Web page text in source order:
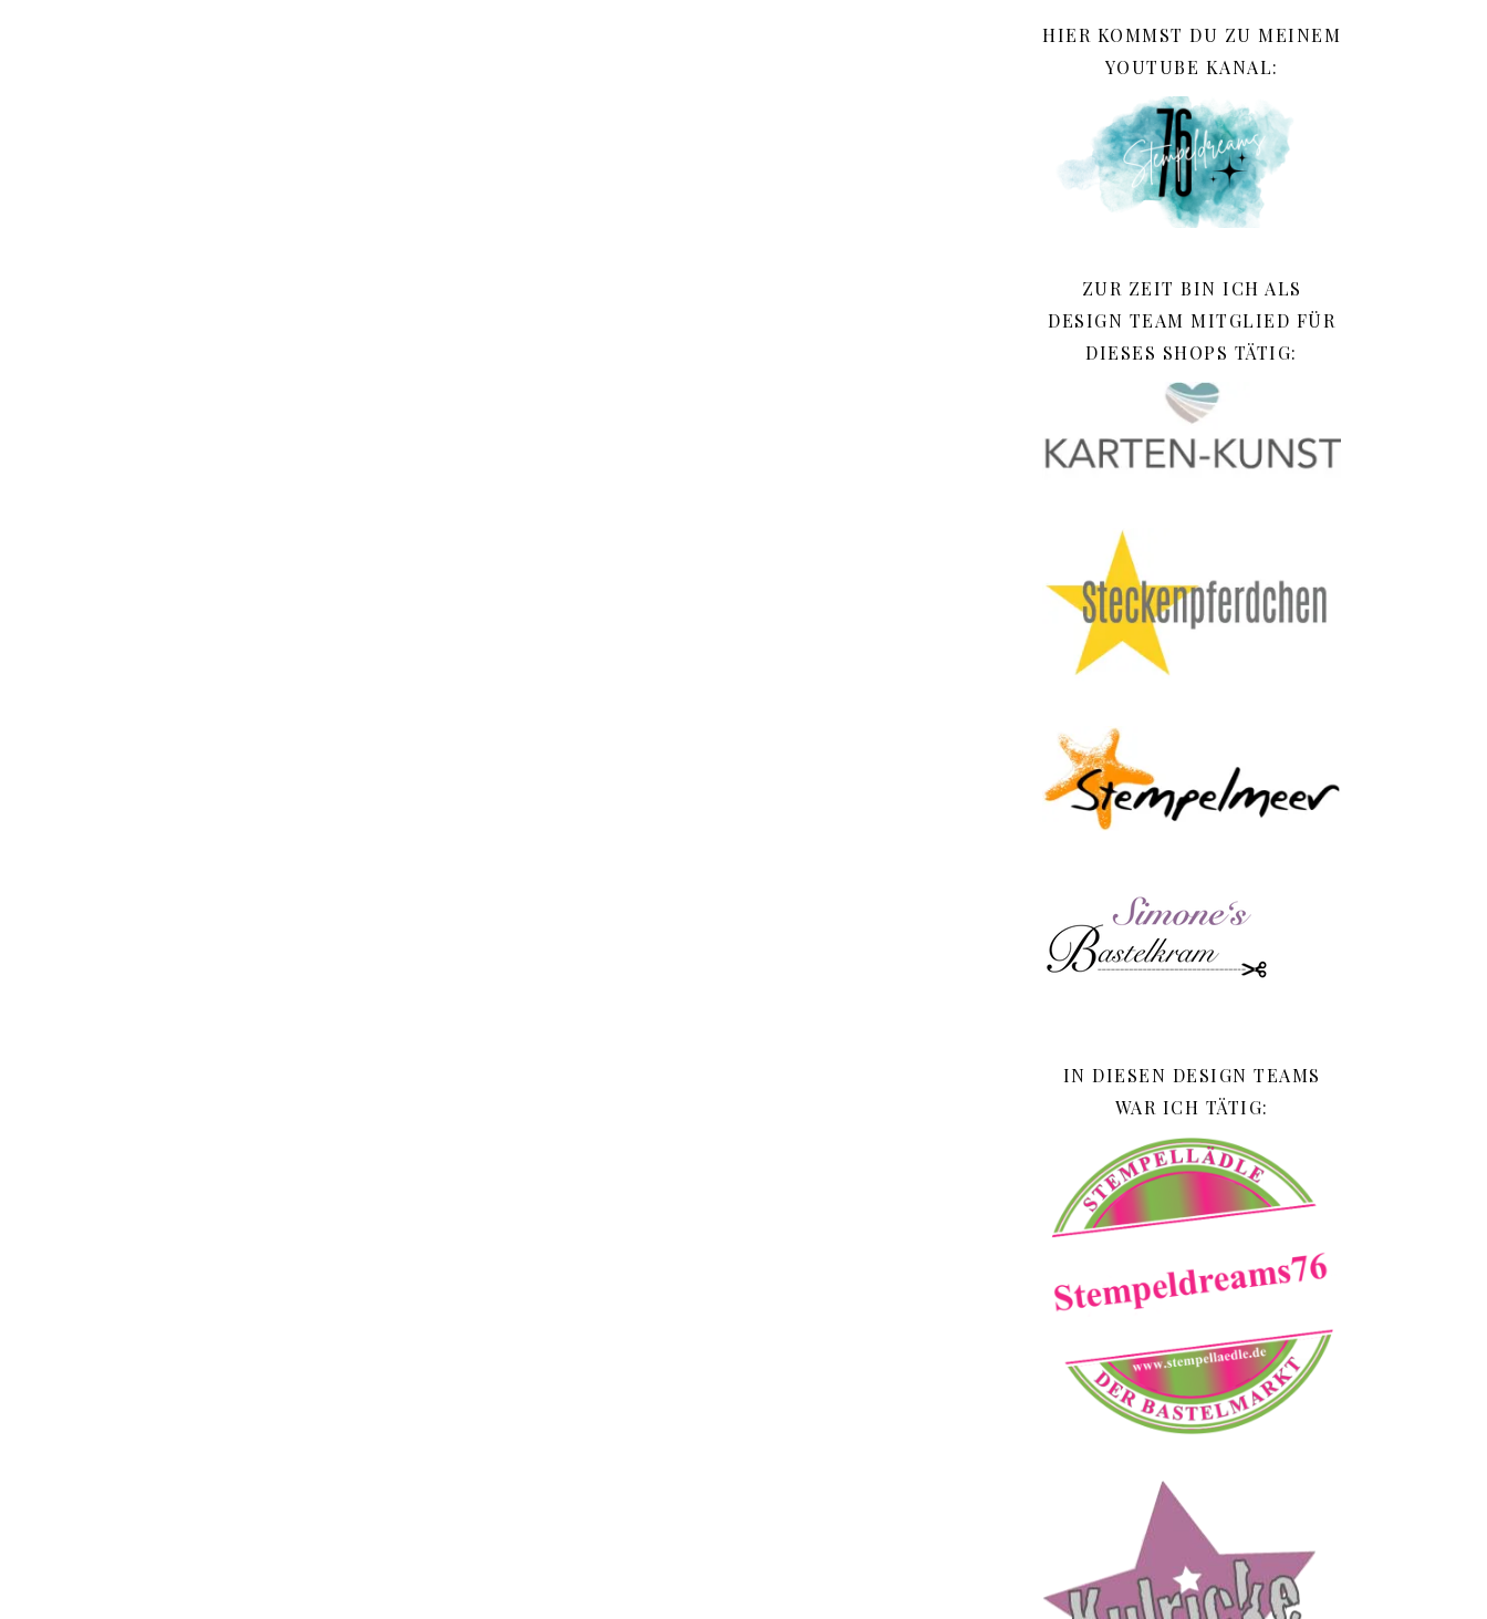
HIER KOMMST DU ZU MEINEM
YOUTUBE KANAL:
ZUR ZEIT BIN ICH ALS
DESIGN TEAM MITGLIED FÜR
DIESES SHOPS TÄTIG:
IN DIESEN DESIGN TEAMS
WAR ICH TÄTIG: